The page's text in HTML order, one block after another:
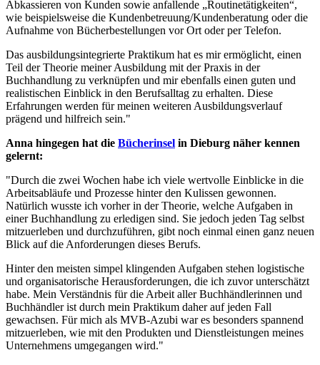
Abkassieren von Kunden sowie anfallende „Routinetätigkeiten“,
wie beispielsweise die Kundenbetreuung/Kundenberatung oder die
Aufnahme von Bücherbestellungen vor Ort oder per Telefon.
Das ausbildungsintegrierte Praktikum hat es mir ermöglicht, einen
Teil der Theorie meiner Ausbildung mit der Praxis in der
Buchhandlung zu verknüpfen und mir ebenfalls einen guten und
realistischen Einblick in den Berufsalltag zu erhalten. Diese
Erfahrungen werden für meinen weiteren Ausbildungsverlauf
prägend und hilfreich sein."
Anna hingegen hat die Bücherinsel in Dieburg näher kennen
gelernt:
"Durch die zwei Wochen habe ich viele wertvolle Einblicke in die
Arbeitsabläufe und Prozesse hinter den Kulissen gewonnen.
Natürlich wusste ich vorher in der Theorie, welche Aufgaben in
einer Buchhandlung zu erledigen sind. Sie jedoch jeden Tag selbst
mitzuerleben und durchzuführen, gibt noch einmal einen ganz neuen
Blick auf die Anforderungen dieses Berufs.
Hinter den meisten simpel klingenden Aufgaben stehen logistische
und organisatorische Herausforderungen, die ich zuvor unterschätzt
habe. Mein Verständnis für die Arbeit aller Buchhändlerinnen und
Buchhändler ist durch mein Praktikum daher auf jeden Fall
gewachsen. Für mich als MVB-Azubi war es besonders spannend
mitzuerleben, wie mit den Produkten und Dienstleistungen meines
Unternehmens umgegangen wird."